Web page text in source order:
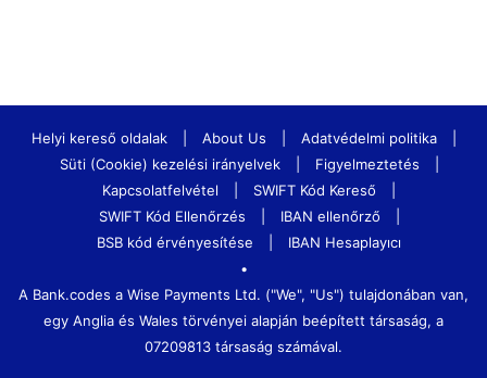
Helyi kereső oldalak About Us Adatvédelmi politika
Süti (Cookie) kezelési irányelvek
Figyelmeztetés
Kapcsolatfelvétel
SWIFT Kód Kereső
SWIFT Kód Ellenőrzés
IBAN ellenőrző
BSB kód érvényesítése
IBAN Hesaplayıcı
•
A Bank.codes a Wise Payments Ltd. ("We", "Us") tulajdonában van,
egy Anglia és Wales törvényei alapján beépített társaság, a
07209813 társaság számával.